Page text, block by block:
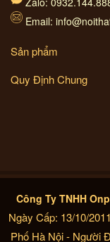
Email:
Sản phẩm
Quy Định Chung
Công Ty TNHH
Ngày Cấp: 13/10/
Phố Hà Nội - Người